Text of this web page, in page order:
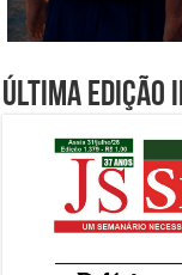
Última edição